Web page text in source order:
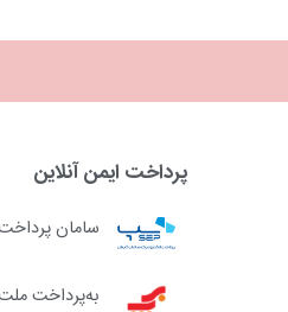
پرداخت ایمن آنلاین
سامان
به‌پرداخت